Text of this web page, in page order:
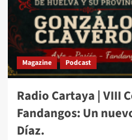
Magazine Podcast
Radio Cartaya | VIII
Fandangos: Un
Díaz.